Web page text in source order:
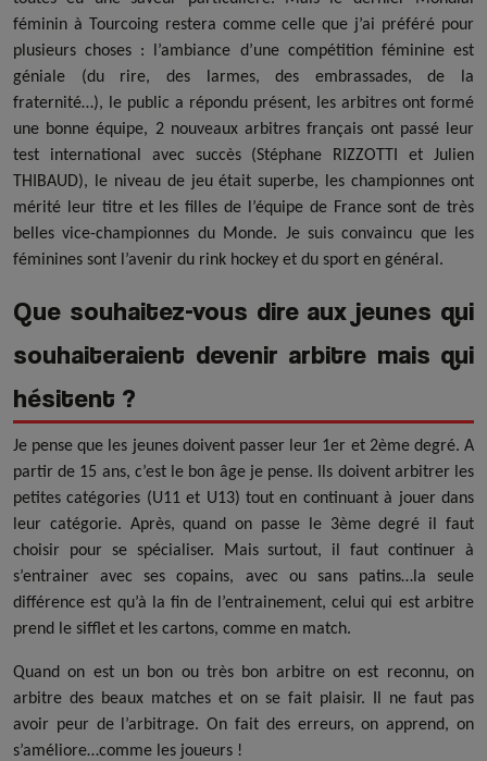
féminin à Tourcoing restera comme celle que j’ai préféré pour
plusieurs choses : l’ambiance d’une compétition féminine est
géniale (du rire, des larmes, des embrassades, de la
fraternité…), le public a répondu présent, les arbitres ont formé
une bonne équipe, 2 nouveaux arbitres français ont passé leur
test international avec succès (Stéphane RIZZOTTI et Julien
THIBAUD), le niveau de jeu était superbe, les championnes ont
mérité leur titre et les filles de l’équipe de France sont de très
belles vice-championnes du Monde. Je suis convaincu que les
féminines sont l’avenir du rink hockey et du sport en général.
Que souhaitez-vous dire aux jeunes qui
souhaiteraient devenir arbitre mais qui
hésitent ?
Je pense que les jeunes doivent passer leur 1er et 2ème degré. A
partir de 15 ans, c’est le bon âge je pense. Ils doivent arbitrer les
petites catégories (U11 et U13) tout en continuant à jouer dans
leur catégorie. Après, quand on passe le 3ème degré il faut
choisir pour se spécialiser. Mais surtout, il faut continuer à
s’entrainer avec ses copains, avec ou sans patins…la seule
différence est qu’à la fin de l’entrainement, celui qui est arbitre
prend le sifflet et les cartons, comme en match.
Quand on est un bon ou très bon arbitre on est reconnu, on
arbitre des beaux matches et on se fait plaisir. Il ne faut pas
avoir peur de l’arbitrage. On fait des erreurs, on apprend, on
s’améliore…comme les joueurs !